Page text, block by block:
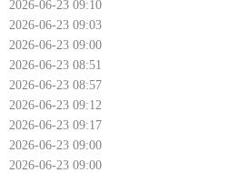
2026-06-23 09:10
2026-06-23 09:03
2026-06-23 09:00
2026-06-23 08:51
2026-06-23 08:57
2026-06-23 09:12
2026-06-23 09:17
2026-06-23 09:00
2026-06-23 09:00